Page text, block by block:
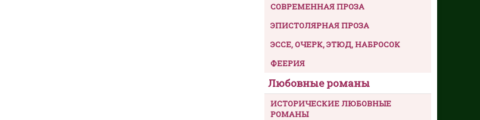
СОВРЕМЕННАЯ ПРОЗА
ЭПИСТОЛЯРНАЯ ПРОЗА
ЭССЕ, ОЧЕРК, ЭТЮД, НАБРОСОК
ФЕЕРИЯ
Любовные романы
ИСТОРИЧЕСКИЕ ЛЮБОВНЫЕ
РОМАНЫ